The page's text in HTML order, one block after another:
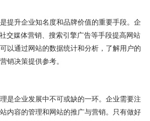
开发 小程序开发多少钱
成都小程序开发 小程序定制开发
序开发问题
提升企业知名度和品牌价值的重要手段。企
交媒体营销、搜索引擎广告等手段提高网站
以通过网站的数据统计和分析，了解用户的
销决策提供参考。
是企业发展中不可或缺的一环。企业需要注
内容的管理和网站的推广与营销。只有做好